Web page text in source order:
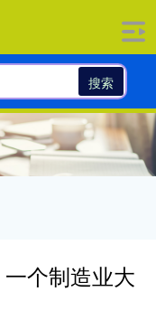
搜索
个制造业大